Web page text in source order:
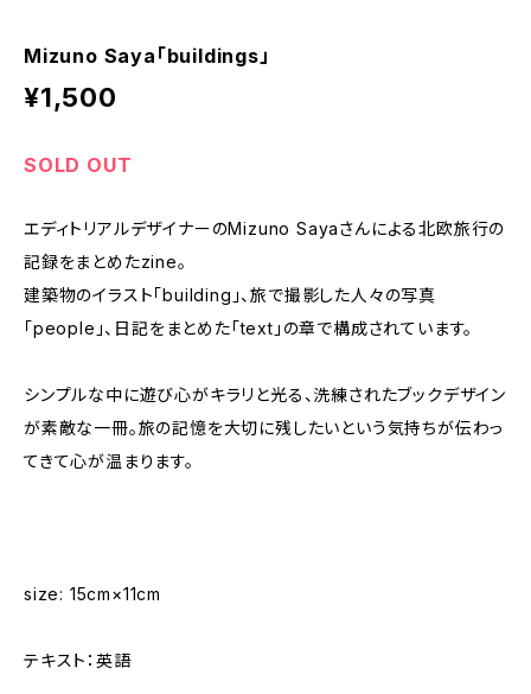
Mizuno Saya「buildings」
¥1,500
SOLD OUT
エディトリアルデザイナーのMizuno Sayaさんによる北欧旅行の
記録をまとめたzine。
建築物のイラスト「building」、旅で撮影した人々の写真
「people」、日記をまとめた「text」の章で構成されています。
シンプルな中に遊び心がキラリと光る、洗練されたブックデザイン
が素敵な一冊。旅の記憶を大切に残したいという気持ちが伝わっ
てきて心が温まります。
size: 15cm×11cm
テキスト：英語